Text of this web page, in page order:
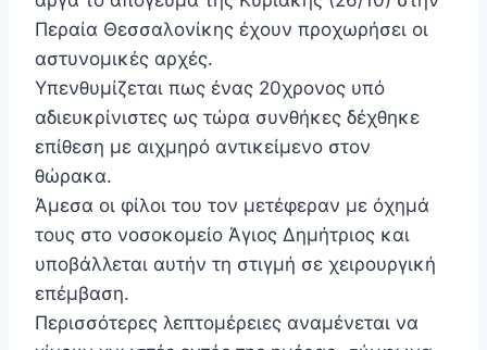
Περαία Θεσσαλονίκης έχουν προχωρήσει οι
αστυνομικές αρχές.
Υπενθυμίζεται πως ένας 20χρονος υπό
αδιευκρίνιστες ως τώρα συνθήκες δέχθηκε
επίθεση με αιχμηρό αντικείμενο στον
θώρακα.
Άμεσα οι φίλοι του τον μετέφεραν με όχημά
τους στο νοσοκομείο Άγιος Δημήτριος και
υποβάλλεται αυτήν τη στιγμή σε χειρουργική
επέμβαση.
Περισσότερες λεπτομέρειες αναμένεται να